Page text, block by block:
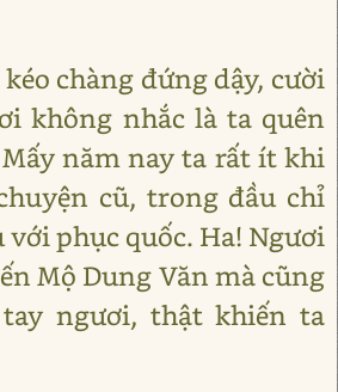
chàng đứng dậy, cười
không nhắc là ta quên
năm nay ta rất ít khi
cũ, trong đầu chỉ
phục quốc. Ha! Ngươi
Mộ Dung Văn mà cũng
ngươi, thật khiến ta